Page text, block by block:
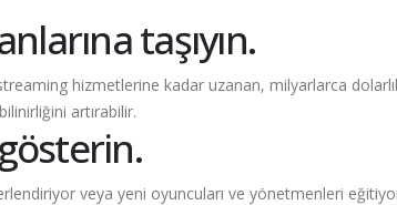
taşıyın.
hizmetlerine kadar uzanan, milyarlarca
bilinirliğini artırabilir.
veya yeni oyuncuları ve yönetmenleri